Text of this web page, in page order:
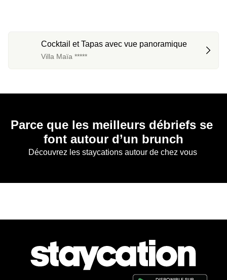
Cocktail et Tapas avec vue panoramique
Villa Maïa *****
Parce que les meilleurs débriefs se
font autour d’un brunch
Découvrez les staycations autour de chez vous